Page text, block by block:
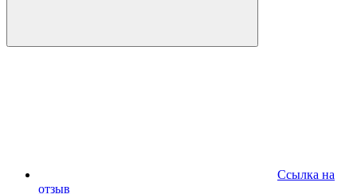
Ссылка на
отзыв